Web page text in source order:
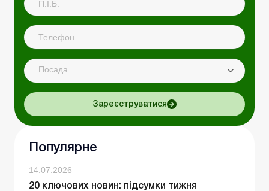
Посада
Зареєструватися
Популярне
14.07.2026
20 ключових новин: підсумки тижня